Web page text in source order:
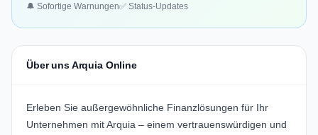
🔔 Sofortige Warnungen✅ Status-Updates
Über uns Arquia Online
Erleben Sie außergewöhnliche Finanzlösungen für Ihr
Unternehmen mit Arquia – einem vertrauenswürdigen und